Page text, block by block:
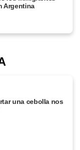
Argentina
una cebolla nos